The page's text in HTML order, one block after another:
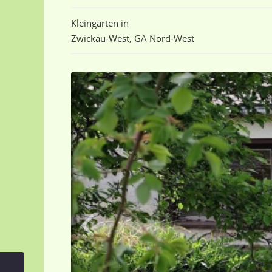
Kleingärten in
Zwickau-West, GA Nord-West